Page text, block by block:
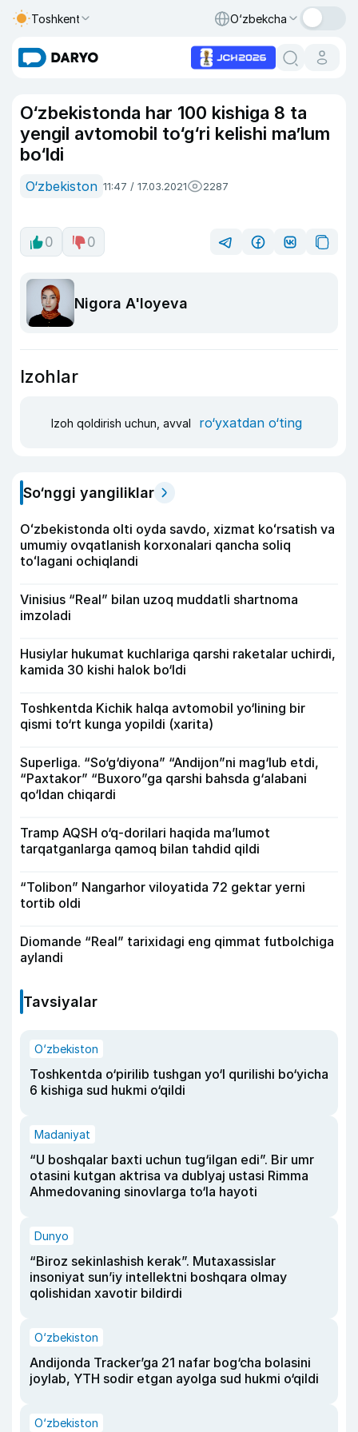
Toshkent O‘zbekcha
O‘zbekistonda har 100 kishiga 8 ta
yengil avtomobil to‘g‘ri kelishi ma’lum
bo‘ldi
O‘zbekiston 11:47 / 17.03.2021 2287
0 0
Nigora A'loyeva
Izohlar
Izoh qoldirish uchun, avval ro‘yxatdan o‘ting
So‘nggi yangiliklar
Oʻzbekistonda olti oyda savdo, xizmat koʻrsatish va
umumiy ovqatlanish korxonalari qancha soliq
toʻlagani ochiqlandi
Vinisius “Real” bilan uzoq muddatli shartnoma
imzoladi
Husiylar hukumat kuchlariga qarshi raketalar uchirdi,
kamida 30 kishi halok bo‘ldi
Toshkentda Kichik halqa avtomobil yo‘lining bir
qismi to‘rt kunga yopildi (xarita)
Superliga. “So‘g‘diyona” “Andijon”ni mag‘lub etdi,
“Paxtakor” “Buxoro”ga qarshi bahsda g‘alabani
qo‘ldan chiqardi
Tramp AQSH o‘q-dorilari haqida ma’lumot
tarqatganlarga qamoq bilan tahdid qildi
“Tolibon” Nangarhor viloyatida 72 gektar yerni
tortib oldi
Diomande “Real” tarixidagi eng qimmat futbolchiga
aylandi
Tavsiyalar
O‘zbekiston
Toshkentda o‘pirilib tushgan yo‘l qurilishi bo‘yicha
6 kishiga sud hukmi o‘qildi
Madaniyat
“U boshqalar baxti uchun tug‘ilgan edi”. Bir umr
otasini kutgan aktrisa va dublyaj ustasi Rimma
Ahmedovaning sinovlarga to‘la hayoti
Dunyo
“Biroz sekinlashish kerak”. Mutaxassislar
insoniyat sun’iy intellektni boshqara olmay
qolishidan xavotir bildirdi
O‘zbekiston
Andijonda Tracker’ga 21 nafar bog‘cha bolasini
joylab, YTH sodir etgan ayolga sud hukmi o‘qildi
O‘zbekiston